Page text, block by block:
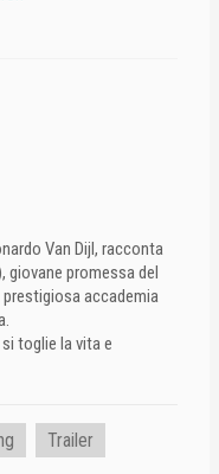
Van Dijl, racconta
giovane promessa del
accademia
toglie la vita e
fare luce sulle
del club vengono
la ragazza
Trailer